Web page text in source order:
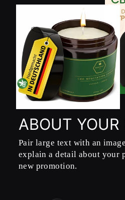
ABOUT YOUR
Pair large text with an
explain a detail about your
new promotion.